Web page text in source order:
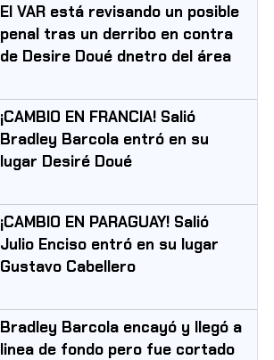
El VAR está revisando un posible
penal tras un derribo en contra
de Desire Doué dnetro del área
¡CAMBIO EN FRANCIA! Salió
Bradley Barcola entró en su
lugar Desiré Doué
¡CAMBIO EN PARAGUAY! Salió
Julio Enciso entró en su lugar
Gustavo Cabellero
Bradley Barcola encayó y llegó a
linea de fondo pero fue cortado